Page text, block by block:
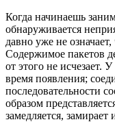
Когда начинаешь
обнаруживается
давно уже не
Содержимое пакетов
от этого не исчезает.
время появления;
последовательности
образом
замедляется,